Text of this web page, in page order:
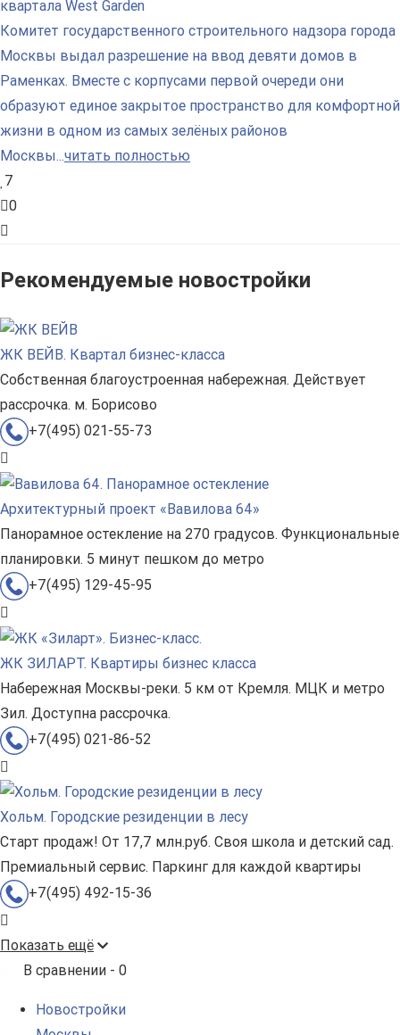
квартала West Garden
Комитет государственного строительного надзора города
Москвы выдал разрешение на ввод девяти домов в
Раменках. Вместе с корпусами первой очереди они
образуют единое закрытое пространство для комфортной
жизни в одном из самых зелёных районов
Москвы...читать полностью
7
0
Рекомендуемые новостройки
ЖК ВЕЙВ. Квартал бизнес-класса
Собственная благоустроенная набережная. Действует
рассрочка. м. Борисово
+7(495) 021-55-73
Архитектурный проект «Вавилова 64»
Панорамное остекление на 270 градусов. Функциональные
планировки. 5 минут пешком до метро
+7(495) 129-45-95
ЖК ЗИЛАРТ. Квартиры бизнес класса
Набережная Москвы-реки. 5 км от Кремля. МЦК и метро
Зил. Доступна рассрочка.
+7(495) 021-86-52
Хольм. Городские резиденции в лесу
Старт продаж! От 17,7 млн.руб. Своя школа и детский сад.
Премиальный сервис. Паркинг для каждой квартиры
+7(495) 492-15-36
Показать ещё
В сравнении - 0
Новостройки